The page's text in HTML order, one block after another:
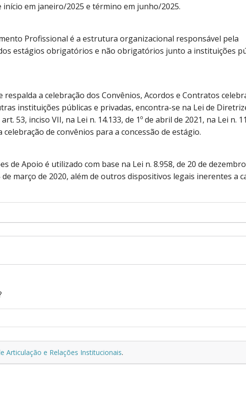
em janeiro/2025 e término em junho/2025.
Profissional é a estrutura organizacional responsável pela
estágios obrigatórios e não obrigatórios junto a instituições
a celebração dos Convênios, Acordos e Contratos
instituições públicas e privadas, encontra-se na Lei de
53, inciso VII, na Lei n. 14.133, de 1º de abril de 2021, na Lei n.
de convênios para a concessão de estágio.
de Apoio é utilizado com base na Lei n. 8.958, de 20 de
de março de 2020, além de outros dispositivos legais inerentes a
Articulação e Relações Institucionais.